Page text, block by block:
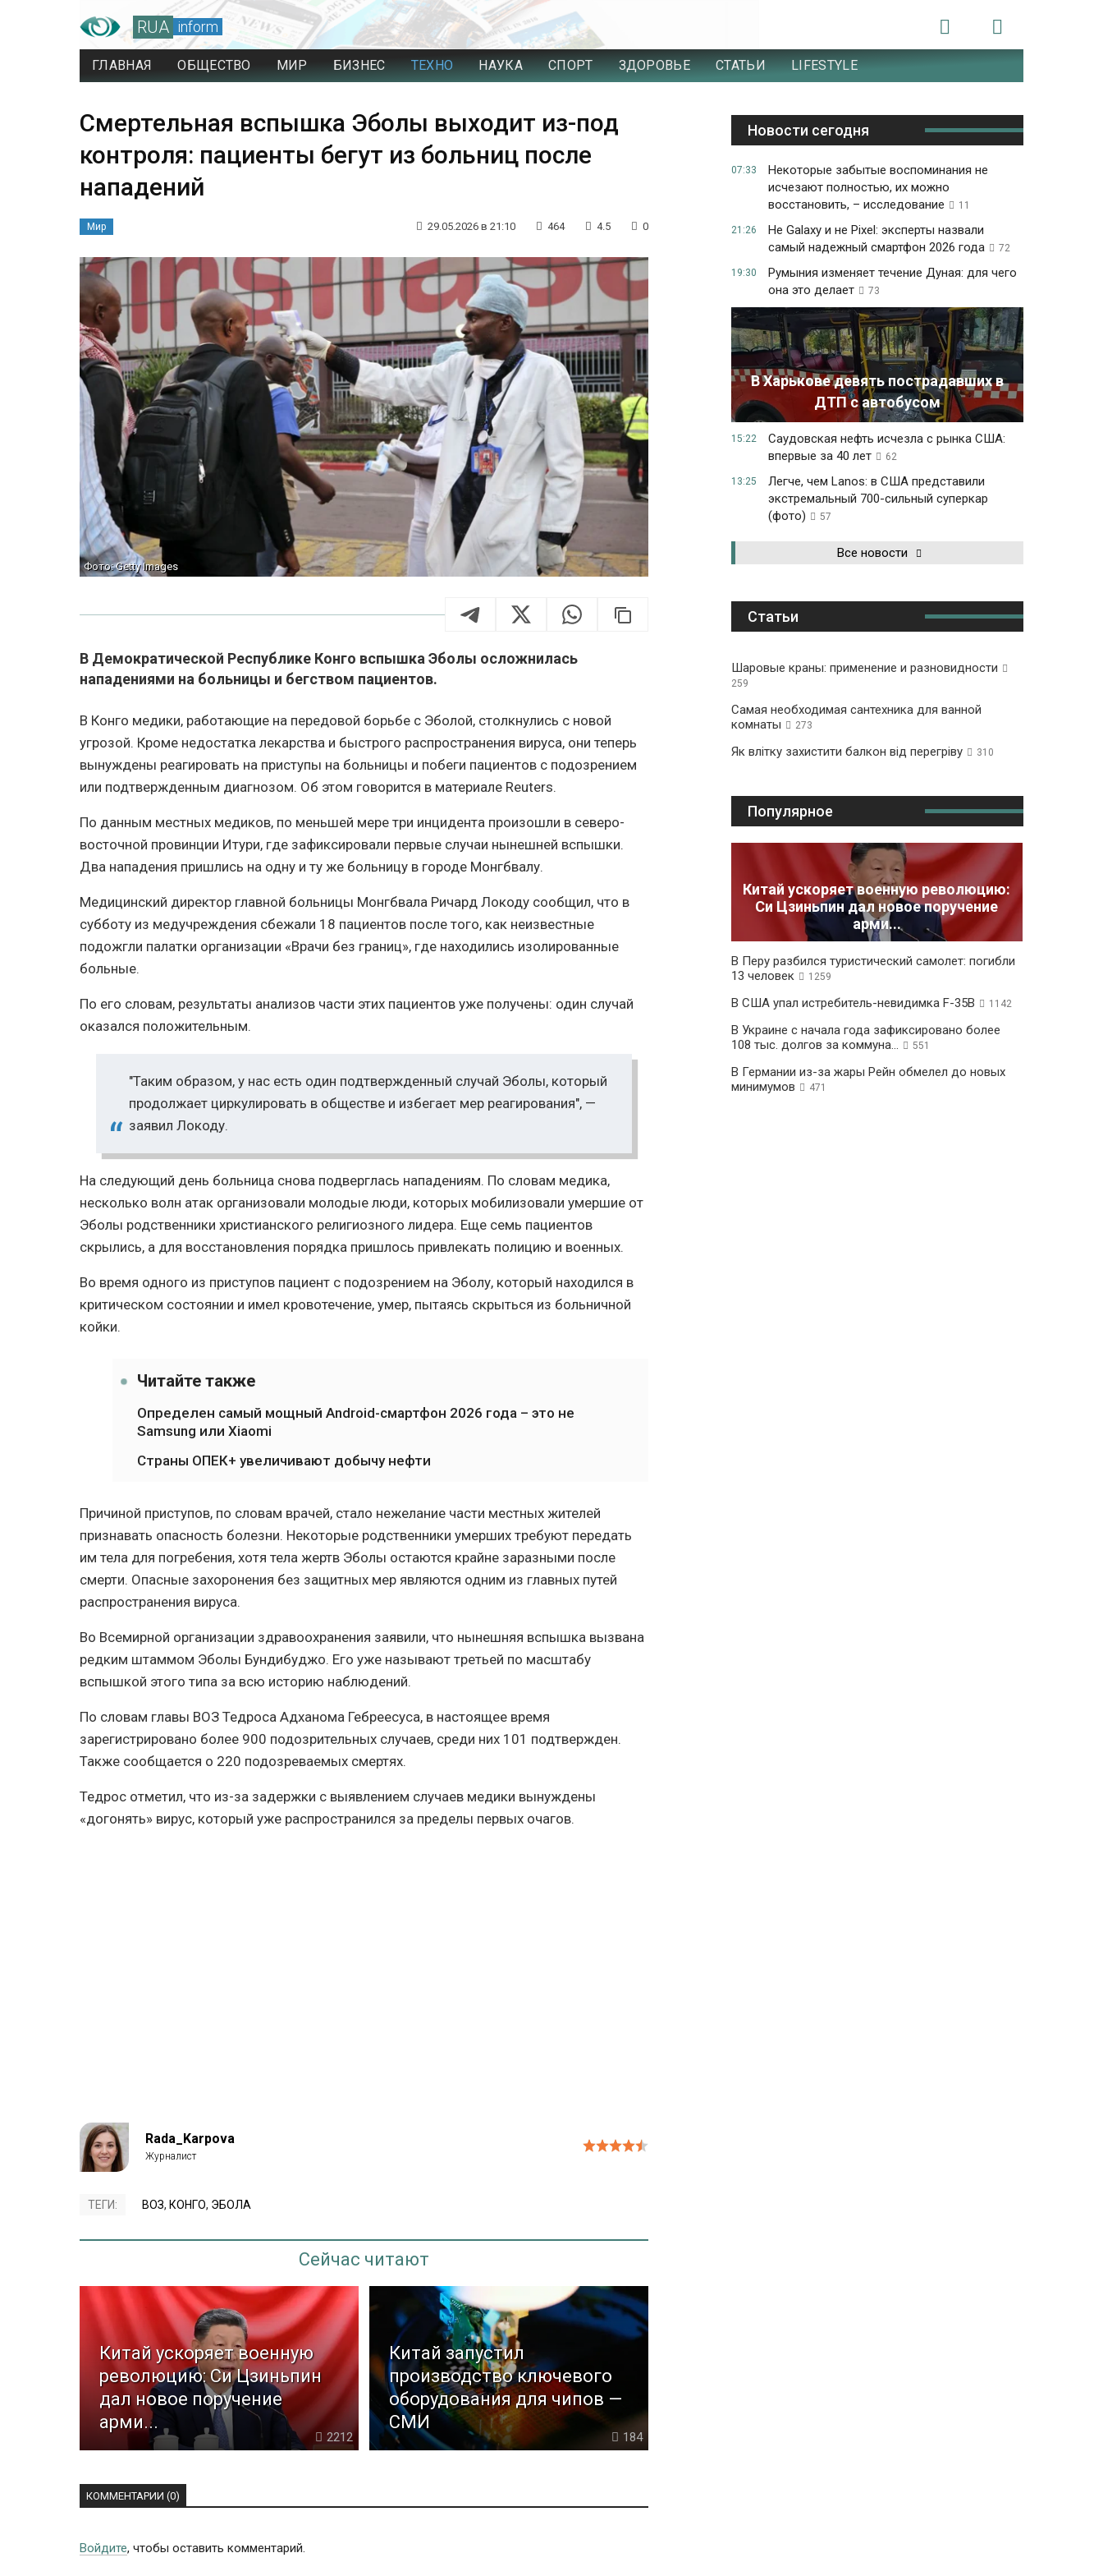
RUA inform
ГЛАВНАЯ ОБЩЕСТВО МИР БИЗНЕС ТЕХНО НАУКА СПОРТ ЗДОРОВЬЕ СТАТЬИ LIFESTYLE
Смертельная вспышка Эболы выходит из-под
контроля: пациенты бегут из больниц после
нападений
Мир 29.05.2026 в 21:10 464 4.5 0
Фото: Getty Images
В Демократической Республике Конго вспышка Эболы осложнилась
нападениями на больницы и бегством пациентов.
В Конго медики, работающие на передовой борьбе с Эболой, столкнулись с новой
угрозой. Кроме недостатка лекарства и быстрого распространения вируса, они теперь
вынуждены реагировать на приступы на больницы и побеги пациентов с подозрением
или подтвержденным диагнозом. Об этом говорится в материале Reuters.
По данным местных медиков, по меньшей мере три инцидента произошли в северо-
восточной провинции Итури, где зафиксировали первые случаи нынешней вспышки.
Два нападения пришлись на одну и ту же больницу в городе Монгбвалу.
Медицинский директор главной больницы Монгбвала Ричард Локоду сообщил, что в
субботу из медучреждения сбежали 18 пациентов после того, как неизвестные
подожгли палатки организации «Врачи без границ», где находились изолированные
больные.
По его словам, результаты анализов части этих пациентов уже получены: один случай
оказался положительным.
"Таким образом, у нас есть один подтвержденный случай Эболы, который
продолжает циркулировать в обществе и избегает мер реагирования", —
заявил Локоду.
На следующий день больница снова подверглась нападениям. По словам медика,
несколько волн атак организовали молодые люди, которых мобилизовали умершие от
Эболы родственники христианского религиозного лидера. Еще семь пациентов
скрылись, а для восстановления порядка пришлось привлекать полицию и военных.
Во время одного из приступов пациент с подозрением на Эболу, который находился в
критическом состоянии и имел кровотечение, умер, пытаясь скрыться из больничной
койки.
Читайте также
Определен самый мощный Android-смартфон 2026 года – это не
Samsung или Xiaomi
Страны ОПЕК+ увеличивают добычу нефти
Причиной приступов, по словам врачей, стало нежелание части местных жителей
признавать опасность болезни. Некоторые родственники умерших требуют передать
им тела для погребения, хотя тела жертв Эболы остаются крайне заразными после
смерти. Опасные захоронения без защитных мер являются одним из главных путей
распространения вируса.
Во Всемирной организации здравоохранения заявили, что нынешняя вспышка вызвана
редким штаммом Эболы Бундибуджо. Его уже называют третьей по масштабу
вспышкой этого типа за всю историю наблюдений.
По словам главы ВОЗ Тедроса Адханома Гебреесуса, в настоящее время
зарегистрировано более 900 подозрительных случаев, среди них 101 подтвержден.
Также сообщается о 220 подозреваемых смертях.
Тедрос отметил, что из-за задержки с выявлением случаев медики вынуждены
«догонять» вирус, который уже распространился за пределы первых очагов.
Rada_Karpova
ТЕГИ: ВОЗ, КОНГО, ЭБОЛА
Сейчас читают
Китай ускоряет военную
революцию: Си Цзиньпин
дал новое поручение
арми...
2212
Китай запустил
производство ключевого
оборудования для чипов —
СМИ
184
КОММЕНТАРИИ (0)
Войдите, чтобы оставить комментарий.
Новости сегодня
07:33
Некоторые забытые воспоминания не
исчезают полностью, их можно
восстановить, – исследование
11
21:26
Не Galaxy и не Pixel: эксперты назвали
самый надежный смартфон 2026 года
72
19:30
Румыния изменяет течение Дуная: для чего
она это делает
73
В Харькове девять пострадавших в
ДТП с автобусом
15:22
Саудовская нефть исчезла с рынка США:
впервые за 40 лет
62
13:25
Легче, чем Lanos: в США представили
экстремальный 700-сильный суперкар
(фото)
57
Все новости
Статьи
Шаровые краны: применение и разновидности
259
Самая необходимая сантехника для ванной
комнаты
273
Як влітку захистити балкон від перегріву 310
Популярное
Китай ускоряет военную революцию:
Си Цзиньпин дал новое поручение
арми...
В Перу разбился туристический самолет: погибли
13 человек
1259
В США упал истребитель-невидимка F-35B 1142
В Украине с начала года зафиксировано более
108 тыс. долгов за коммуна...
551
В Германии из-за жары Рейн обмелел до новых
минимумов
471